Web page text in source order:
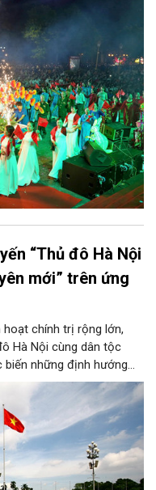
khách một mùa Trung
hóa xứ Đoài.
“Thủ đô Hà Nội
mới” trên ứng
chính trị rộng lớn,
Hà Nội cùng dân tộc
biến những định hướng
TW của Bộ Chính trị
của mỗi người dân.